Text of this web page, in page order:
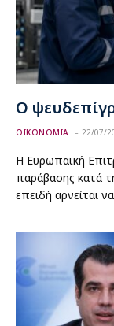
Ο
ΟΙΚΟΝΟΜΙΑ 22/07/
Η Ευρωπαϊκή
παράβασης κατά
επειδή αρνείται